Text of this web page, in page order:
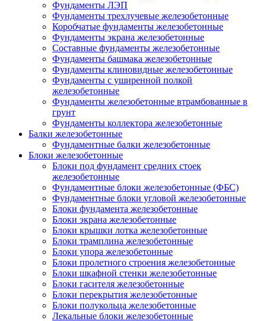
Фундаменты ЛЭП
Фундаменты трехлучевые железобетонные
Коробчатые фундаменты железобетонные
Фундаменты экрана железобетонные
Составные фундаменты железобетонные
Фундаменты башмака железобетонные
Фундаменты клиновидные железобетонные
Фундаменты с уширенной полкой
железобетонные
Фундаменты железобетонные втрамбованные в
грунт
Фундаменты коллектора железобетонные
Балки железобетонные
Фундаментные балки железобетонные
Блоки железобетонные
Блоки под фундамент средних стоек
железобетонные
Фундаментные блоки железобетонные (ФБС)
Фундаментные блоки угловой железобетонные
Блоки фундамента железобетонные
Блоки экрана железобетонные
Блоки крышки лотка железобетонные
Блоки трамплина железобетонные
Блоки упора железобетонные
Блоки пролетного строения железобетонные
Блоки шкафной стенки железобетонные
Блоки гасителя железобетонные
Блоки перекрытия железобетонные
Блоки полукольца железобетонные
Лекальные блоки железобетонные